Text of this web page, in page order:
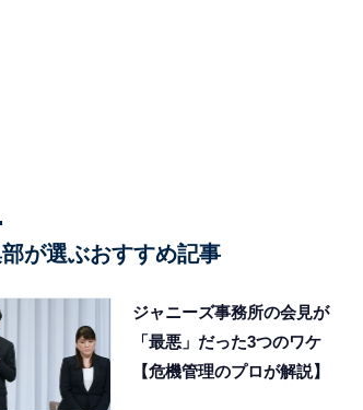
が選ぶおすすめ記事
ジャニーズ事務所の会見が
「最悪」だった3つのワケ
【危機管理のプロが解説】